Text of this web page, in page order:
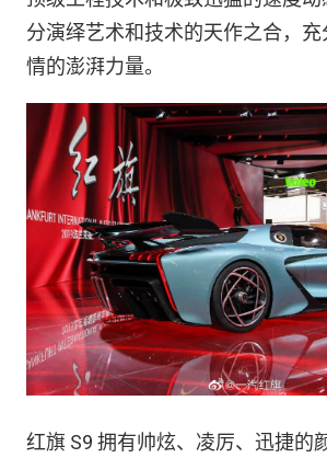
分演绎艺术和技术的天作之合，
情的澎湃力量。
红旗 S9 拥有帅炫、凌厉、迅捷的